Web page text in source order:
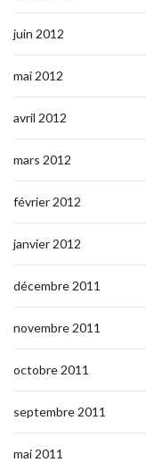
juin 2012
mai 2012
avril 2012
mars 2012
février 2012
janvier 2012
décembre 2011
novembre 2011
octobre 2011
septembre 2011
mai 2011